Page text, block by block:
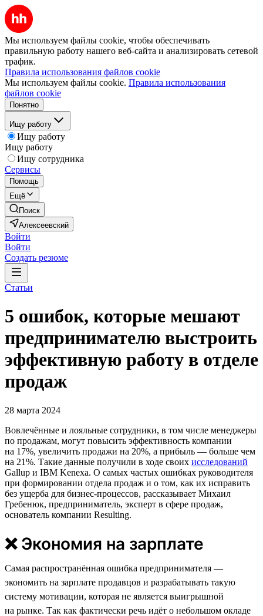
Мы используем файлы cookie, чтобы обеспечивать
правильную работу нашего веб-сайта и анализировать сетевой
трафик.
Правила использования файлов cookie
Мы используем файлы cookie. Правила использования
файлов cookie
Понятно
Ищу работу
Ищу работу
Ищу работу
Ищу сотрудника
Сервисы
Помощь
Ещё
Поиск
Алексеевский
Войти
Войти
Создать резюме
Статьи
5 ошибок, которые мешают
предпринимателю выстроить
эффективную работу в отделе
продаж
28 марта 2024
Вовлечённые и лояльные сотрудники, в том числе менеджеры
по продажам, могут повысить эффективность компании
на 17%, увеличить продажи на 20%, а прибыль — больше чем
на 21%. Такие данные получили в ходе своих исследований
Gallup и IBM Kenexa. О самых частых ошибках руководителя
при формировании отдела продаж и о том, как их исправить
без ущерба для бизнес-процессов, рассказывает Михаил
Гребенюк, предприниматель, эксперт в сфере продаж,
основатель компании Resulting.
❌ Экономия на зарплате
Самая распространённая ошибка предпринимателя —
экономить на зарплате продавцов и разрабатывать такую
систему мотивации, которая не является выигрышной
на рынке. Так как фактически речь идёт о небольшом окладе